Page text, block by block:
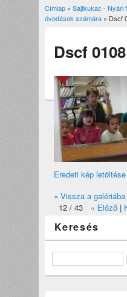
Jelenlegi
Címlap» Sajtkukac - Nyári
óvodások számára» Dscf
Dscf 0108
Eredeti kép letöltése
« Vissza a galériába
12 / 43
« Előző |
Keresés